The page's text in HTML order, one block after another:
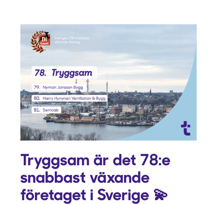
Tryggsam är det 78:e
snabbast växande
företaget i Sverige 💫